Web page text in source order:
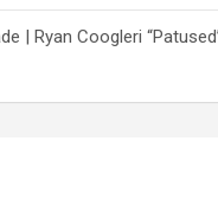
| Ryan Coogleri